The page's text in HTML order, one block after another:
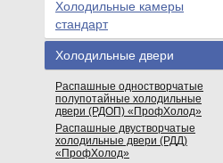
Холодильные камеры
стандарт
Холодильные двери
Распашные одностворчатые
полупотайные холодильные
двери (РДОП) «ПрофХолод»
Распашные двустворчатые
холодильные двери (РДД)
«ПрофХолод»